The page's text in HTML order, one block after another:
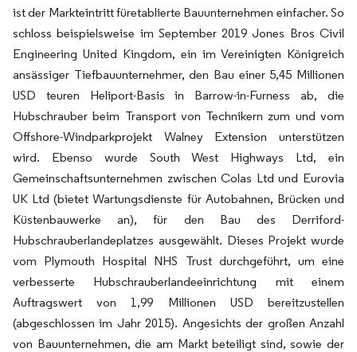
ist der Markteintritt füretablierte Bauunternehmen einfacher. So
schloss beispielsweise im September 2019 Jones Bros Civil
Engineering United Kingdom, ein im Vereinigten Königreich
ansässiger Tiefbauunternehmer, den Bau einer 5,45 Millionen
USD teuren Heliport-Basis in Barrow-in-Furness ab, die
Hubschrauber beim Transport von Technikern zum und vom
Offshore-Windparkprojekt Walney Extension unterstützen
wird. Ebenso wurde South West Highways Ltd, ein
Gemeinschaftsunternehmen zwischen Colas Ltd und Eurovia
UK Ltd (bietet Wartungsdienste für Autobahnen, Brücken und
Küstenbauwerke an), für den Bau des Derriford-
Hubschrauberlandeplatzes ausgewählt. Dieses Projekt wurde
vom Plymouth Hospital NHS Trust durchgeführt, um eine
verbesserte Hubschrauberlandeeinrichtung mit einem
Auftragswert von 1,99 Millionen USD bereitzustellen
(abgeschlossen im Jahr 2015). Angesichts der großen Anzahl
von Bauunternehmen, die am Markt beteiligt sind, sowie der